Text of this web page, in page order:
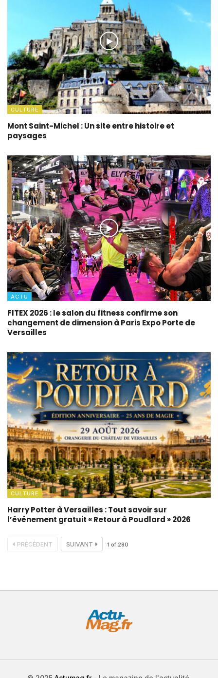
CULTURE
Mont Saint-Michel : Un site entre histoire et
paysages
ACTU
FITEX 2026 : le salon du fitness confirme son
changement de dimension à Paris Expo Porte de
Versailles
CULTURE
Harry Potter à Versailles : Tout savoir sur
l’événement gratuit « Retour à Poudlard » 2026
PRÉCÉDENT SUIVANT 1 of 280